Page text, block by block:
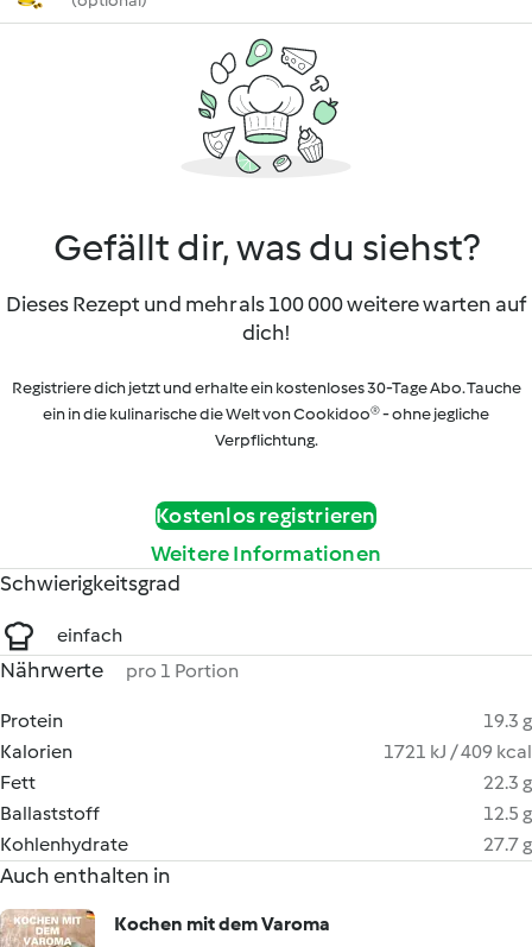
Gefällt dir, was du siehst?
Dieses Rezept und mehr als 100 000 weitere warten auf
dich!
Registriere dich jetzt und erhalte ein kostenloses 30-Tage Abo. Tauche
ein in die kulinarische die Welt von Cookidoo® - ohne jegliche
Verpflichtung.
Kostenlos registrieren
Weitere Informationen
Schwierigkeitsgrad
einfach
Nährwerte pro 1 Portion
Protein
19.3 g
Kalorien
1721 kJ / 409 kcal
Fett
22.3 g
Ballaststoff
12.5 g
Kohlenhydrate
27.7 g
Auch enthalten in
Kochen mit dem Varoma